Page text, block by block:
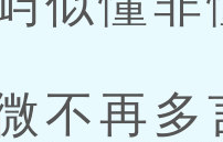
再多